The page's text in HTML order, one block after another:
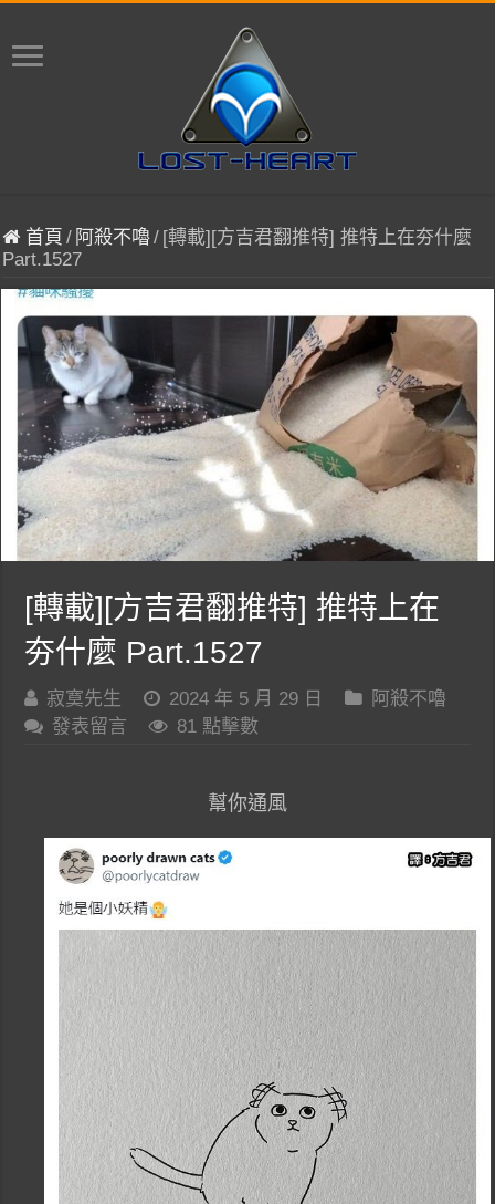
首頁 / 阿殺不嚕/ [轉載][方吉君翻推特] 推特上在夯什麼
Part.1527
[轉載][方吉君翻推特] 推特上在
夯什麼 Part.1527
寂寞先生 2024 年 5 月 29 日
阿殺不嚕
發表留言
81 點擊數
幫你通風